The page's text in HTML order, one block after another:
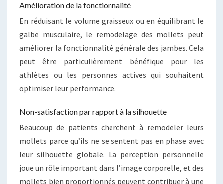
Amélioration de la fonctionnalité
En réduisant le volume graisseux ou en équilibrant le
galbe musculaire, le remodelage des mollets peut
améliorer la fonctionnalité générale des jambes. Cela
peut être particulièrement bénéfique pour les
athlètes ou les personnes actives qui souhaitent
optimiser leur performance.
Non-satisfaction par rapport à la silhouette
Beaucoup de patients cherchent à remodeler leurs
mollets parce qu’ils ne se sentent pas en phase avec
leur silhouette globale. La perception personnelle
joue un rôle important dans l’image corporelle, et des
mollets bien proportionnés peuvent contribuer à une